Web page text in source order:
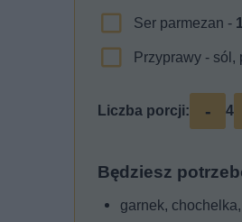
Ser parmezan -
Przyprawy - sól,
Liczba porcji: - 4
Będziesz
garnek,